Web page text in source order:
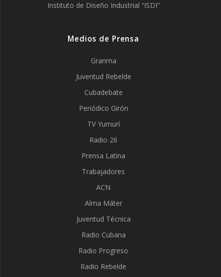
Instituto de Diseño Industrial “ISDI”
Medios de Prensa
Granma
Juventud Rebelde
Cubadebate
Periódico Girón
TV Yumurí
Radio 26
Prensa Latina
Trabajadores
ACN
Alma Máter
Juventud Técnica
Radio Cubana
Radio Progreso
Radio Rebelde